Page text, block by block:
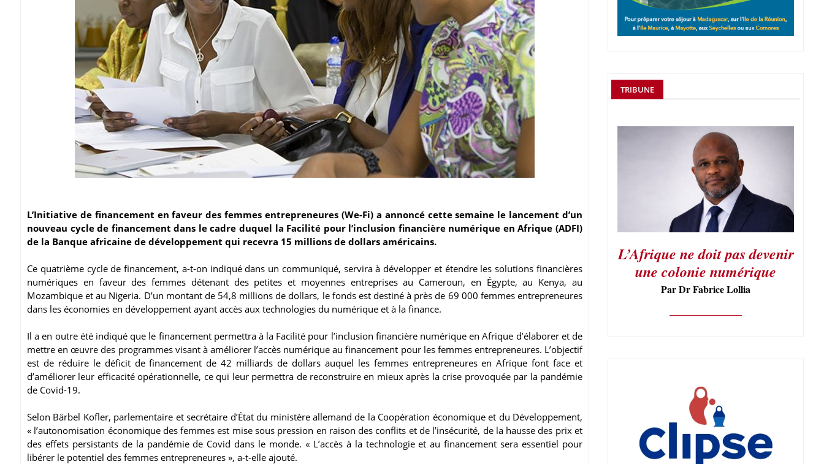
L’Initiative de financement en faveur des femmes entrepreneures (We-Fi) a annoncé cette semaine le lancement d’un
nouveau cycle de financement dans le cadre duquel la Facilité pour l’inclusion financière numérique en Afrique (ADFI)
de la Banque africaine de développement qui recevra 15 millions de dollars américains.
Ce quatrième cycle de financement, a-t-on indiqué dans un communiqué, servira à développer et étendre les solutions financières
numériques en faveur des femmes détenant des petites et moyennes entreprises au Cameroun, en Égypte, au Kenya, au
Mozambique et au Nigeria. D’un montant de 54,8 millions de dollars, le fonds est destiné à près de 69 000 femmes entrepreneures
dans les économies en développement ayant accès aux technologies du numérique et à la finance.
Il a en outre été indiqué que le financement permettra à la Facilité pour l’inclusion financière numérique en Afrique d’élaborer et de
mettre en œuvre des programmes visant à améliorer l’accès numérique au financement pour les femmes entrepreneures. L’objectif
est de réduire le déficit de financement de 42 milliards de dollars auquel les femmes entrepreneures en Afrique font face et
d’améliorer leur efficacité opérationnelle, ce qui leur permettra de reconstruire en mieux après la crise provoquée par la pandémie
de Covid-19.
Selon Bärbel Kofler, parlementaire et secrétaire d’État du ministère allemand de la Coopération économique et du Développement,
« l’autonomisation économique des femmes est mise sous pression en raison des conflits et de l’insécurité, de la hausse des prix et
des effets persistants de la pandémie de Covid dans le monde. « L’accès à la technologie et au financement sera essentiel pour
libérer le potentiel des femmes entrepreneures », a-t-elle ajouté.
TRIBUNE
L’Afrique ne doit pas devenir
une colonie numérique
Par Dr Fabrice Lollia